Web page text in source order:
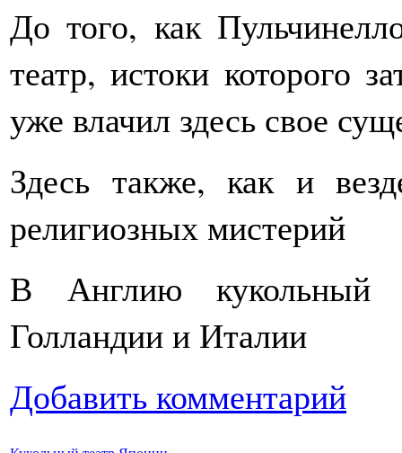
До того, как
театр, истоки которого
уже влачил здесь свое
Здесь также, как и
религиозных мистерий
В Англию кукольный
Голландии и Италии
Добавить комментарий